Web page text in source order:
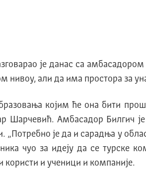
је данас са
нивоу, али да има простора за
којим ће она бити
Шарчевић. Амбасадор Билгич
је да и сарадња у
чуо за идеју да се турске
користи и ученици и компаније.